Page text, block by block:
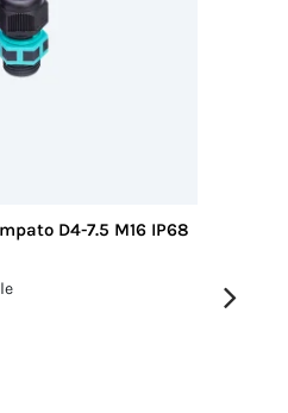
D4-7.5 M16 IP68
Prezzo